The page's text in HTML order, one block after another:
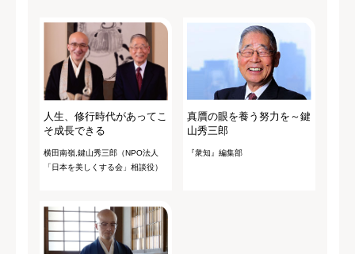
人生、修行時代があってこ
そ成長できる
横田南嶺,鍵山秀三郎（NPO法人
「日本を美しくする会」相談役）
真贋の眼を養う努力を～鍵
山秀三郎
『衆知』編集部